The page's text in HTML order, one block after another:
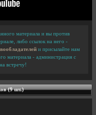
материала и вы против
либо ссылок на него -
и присылайте нам
материала - администрация с
встречу!
(9 шт.)